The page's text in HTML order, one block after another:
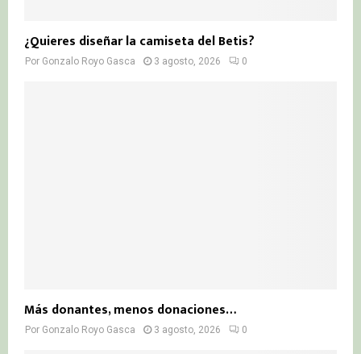
¿Quieres diseñar la camiseta del Betis?
Por Gonzalo Royo Gasca 3 agosto, 2026 0
Más donantes, menos donaciones…
Por Gonzalo Royo Gasca 3 agosto, 2026 0